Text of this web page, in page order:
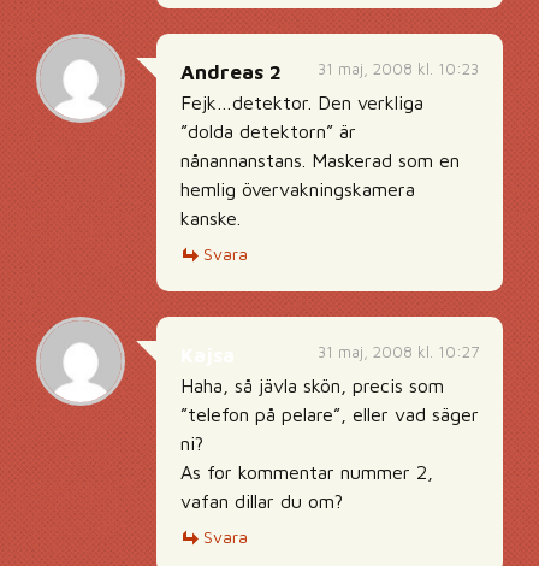
31 maj, 2008 kl. 10:23
Andreas 2
Fejk…detektor. Den verkliga
”dolda detektorn” är
nånannanstans. Maskerad som en
hemlig övervakningskamera
kanske.
Svara
31 maj, 2008 kl. 10:27
Haha, så jävla skön, precis som
”telefon på pelare”, eller vad säger
ni?
As for kommentar nummer 2,
vafan dillar du om?
Svara